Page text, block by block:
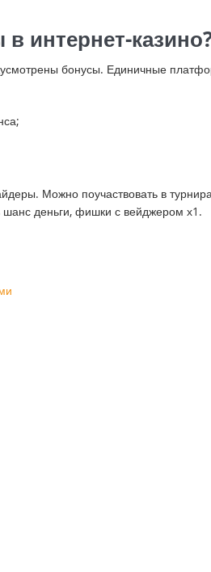
интернет-
бонусы. Единичные
Можно поучаствовать в
шанс деньги, фишки с вейджером х1.